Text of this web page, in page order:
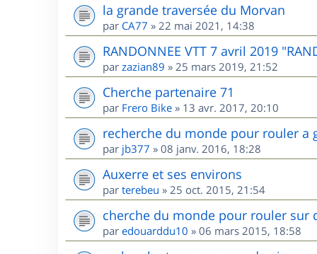
la grande traversée du Morvan
par CA77 » 22 mai 2021, 14:38
RANDONNEE VTT 7 avril 2019
par zazian89 » 25 mars 2019, 21:52
Cherche partenaire 71
par Frero Bike » 13 avr. 2017, 20:10
recherche du monde pour rouler a
par jb377 » 08 janv. 2016, 18:28
Auxerre et ses environs
par terebeu » 25 oct. 2015, 21:54
cherche du monde pour rouler sur
par edouarddu10 » 06 mars 2015, 18:58